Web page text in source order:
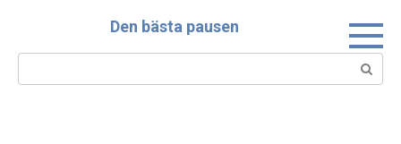
Den bästa pausen
Search: